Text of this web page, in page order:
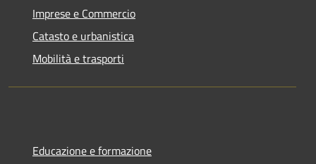
Imprese e Commercio
Catasto e urbanistica
Mobilità e trasporti
Educazione e formazione